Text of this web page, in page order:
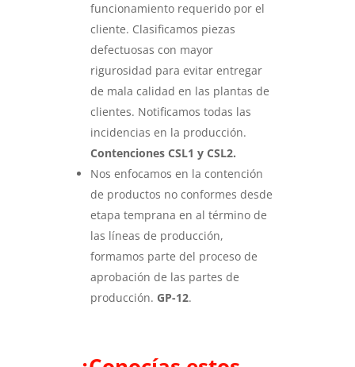
funcionamiento requerido por el
cliente. Clasificamos piezas
defectuosas con mayor
rigurosidad para evitar entregar
de mala calidad en las plantas de
clientes. Notificamos todas las
incidencias en la producción.
Contenciones CSL1 y CSL2.
Nos enfocamos en la contención
de productos no conformes desde
etapa temprana en al término de
las líneas de producción,
formamos parte del proceso de
aprobación de las partes de
producción. GP-12.